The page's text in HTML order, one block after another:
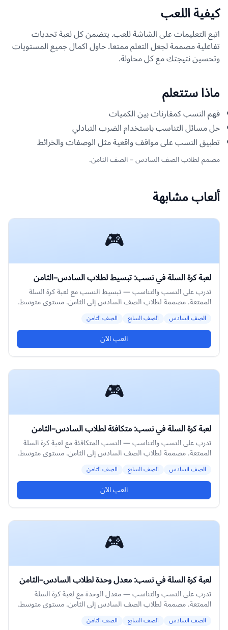
كيفية اللعب
اتبع التعليمات على الشاشة للعب. يتضمن كل لعبة تحديات
تفاعلية مصممة لجعل التعلم ممتعا. حاول اكمال جميع المستويات
وتحسين نتيجتك مع كل محاولة.
ماذا ستتعلم
فهم النسب كمقارنات بين الكميات
حل مسائل التناسب باستخدام الضرب التبادلي
تطبيق النسب على مواقف واقعية مثل الوصفات والخرائط
مصمم لطلاب الصف السادس – الصف الثامن.
ألعاب مشابهة
🎮
لعبة كرة السلة في نسب: تبسيط لطلاب السادس–الثامن
تدرب على النسب والتناسب — تبسيط النسب مع لعبة كرة السلة
الممتعة. مصممة لطلاب الصف السادس إلى الثامن. مستوى متوسط.
الصف السادس الصف السابع الصف الثامن
العب الآن
🎮
لعبة كرة السلة في نسب: متكافئة لطلاب السادس–الثامن
تدرب على النسب والتناسب — النسب المتكافئة مع لعبة كرة السلة
الممتعة. مصممة لطلاب الصف السادس إلى الثامن. مستوى متوسط.
الصف السادس الصف السابع الصف الثامن
العب الآن
🎮
لعبة كرة السلة في نسب: معدل وحدة لطلاب السادس–الثامن
تدرب على النسب والتناسب — معدل الوحدة مع لعبة كرة السلة
الممتعة. مصممة لطلاب الصف السادس إلى الثامن. مستوى متوسط.
الصف السادس الصف السابع الصف الثامن